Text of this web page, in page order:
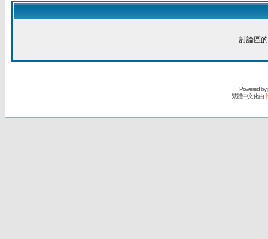
討論區
Powered by
繁體中文化由